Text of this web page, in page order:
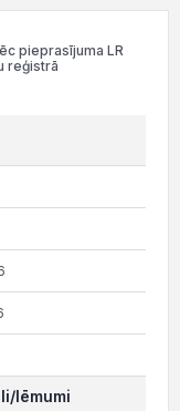
pieprasījuma LR
reģistrā
lēmumi